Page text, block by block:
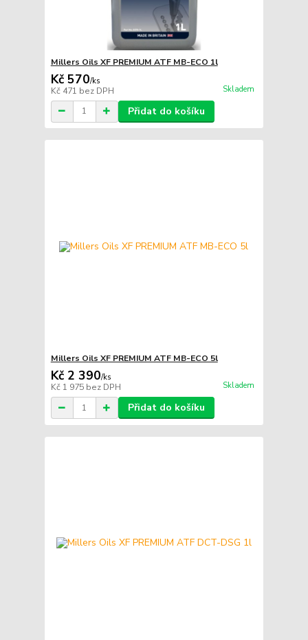
Millers Oils XF PREMIUM ATF MB-ECO 1l
Kč 570/ks
Kč 471 bez DPH Skladem
Přidat do košíku
Millers Oils XF PREMIUM ATF MB-ECO 5l
Kč 2 390/ks
Kč 1 975 bez DPH Skladem
Přidat do košíku